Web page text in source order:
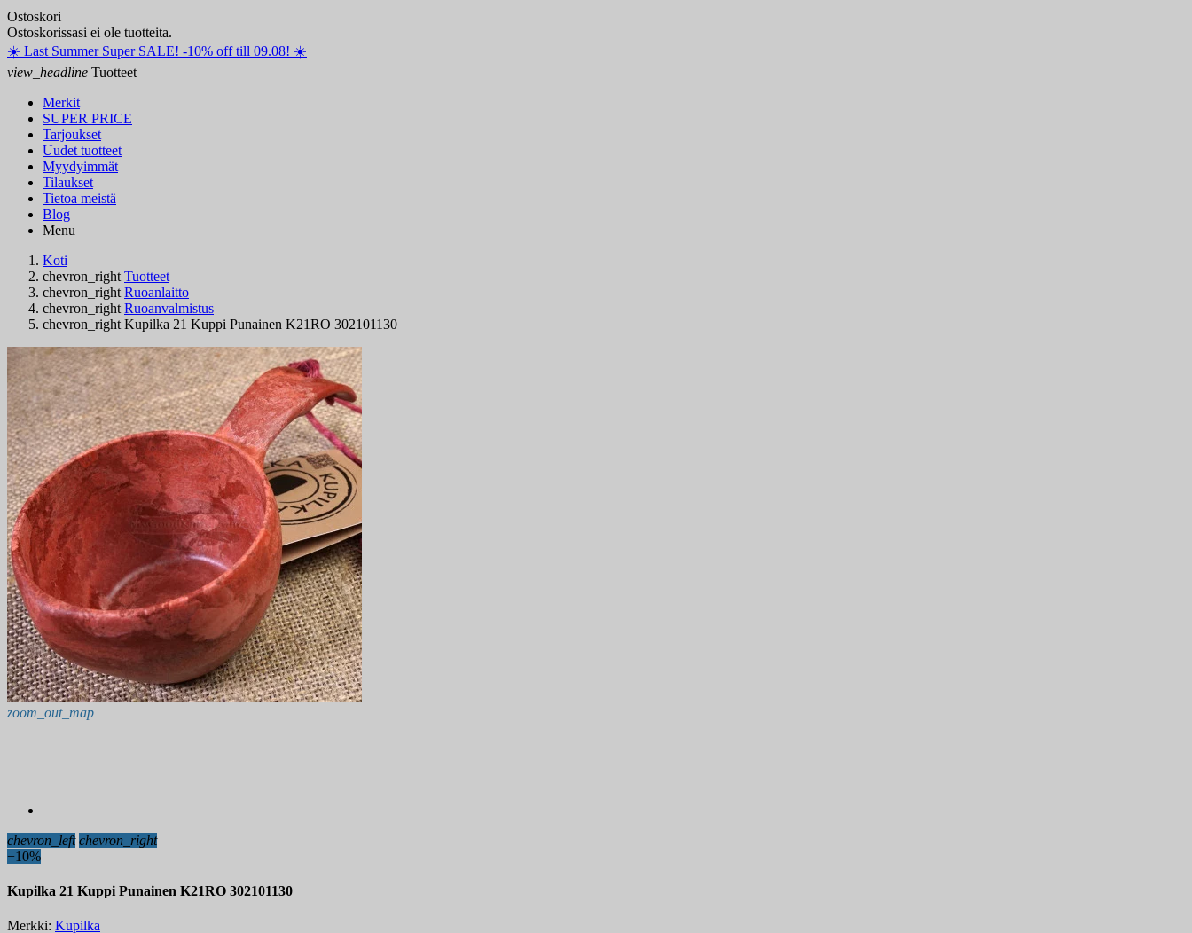
Ostoskori
Ostoskorissasi ei ole tuotteita.
☀️ ️Last Summer Super SALE! -10% off till 09.08! ☀️
view_headline Tuotteet
Merkit
SUPER PRICE
Tarjoukset
Uudet tuotteet
Myydyimmät
Tilaukset
Tietoa meistä
Blog
Menu
Koti
chevron_right Tuotteet
chevron_right Ruoanlaitto
chevron_right Ruoanvalmistus
chevron_right Kupilka 21 Kuppi Punainen K21RO 302101130
zoom_out_map
chevron_left chevron_right
−10%
Kupilka 21 Kuppi Punainen K21RO 302101130
Merkki: Kupilka